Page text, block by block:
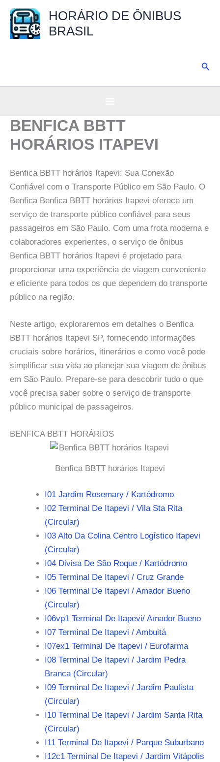
para
HORÁRIO DE ÔNIBUS
BRASIL
BENFICA BBTT
HORÁRIOS ITAPEVI
Benfica BBTT horários Itapevi: Sua Conexão
Confiável com o Transporte Público em São Paulo. O
Benfica Benfica BBTT horários Itapevi oferece um
serviço de transporte público confiável para seus
passageiros em São Paulo. Com uma frota moderna e
colaboradores experientes, o serviço de ônibus
Benfica BBTT horários Itapevi é projetado para
proporcionar uma experiência de viagem conveniente
e eficiente para todos os que dependem do transporte
público na região.
Neste artigo, exploraremos em detalhes o Benfica
BBTT horários Itapevi SP, fornecendo informações
cruciais sobre horários, itinerários e como você pode
simplificar sua vida ao planejar sua viagem de ônibus
em São Paulo. Prepare-se para descobrir tudo o que
você precisa saber sobre o serviço de transporte
público municipal de passageiros.
BENFICA BBTT HORÁRIOS
Benfica BBTT horários Itapevi
I01 Jardim Rosemary / Kartódromo
I02 Terminal De Itapevi / Vila Sta Rita
(Circular)
I03 Alto Da Colina Centro Logístico Itapevi
(Circular)
I04 Divisa De São Roque / Kartódromo
I05 Terminal De Itapevi / Cruz Grande
I06 Terminal De Itapevi / Amador Bueno
(Circular)
I06vp1 Terminal De Itapevi/ Amador Bueno
I07 Terminal De Itapevi / Ambuitá
I07ex1 Terminal De Itapevi / Eurofarma
I08 Terminal De Itapevi / Jardim Pedra
Branca (Circular)
I09 Terminal De Itapevi / Jardim Paulista
(Circular)
I10 Terminal De Itapevi / Jardim Santa Rita
(Circular)
I11 Terminal De Itapevi / Parque Suburbano
I12c1 Terminal De Itapevi / Jardim Vitápolis